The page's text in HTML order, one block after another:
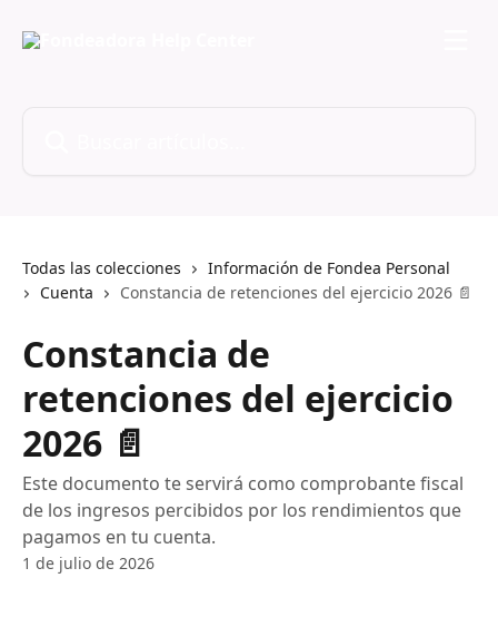
Todas las colecciones
Información de Fondea Personal
Cuenta
Constancia de retenciones del ejercicio 2026 📄
Constancia de
retenciones del ejercicio
2026 📄
Este documento te servirá como comprobante fiscal
de los ingresos percibidos por los rendimientos que
pagamos en tu cuenta.
1 de julio de 2026